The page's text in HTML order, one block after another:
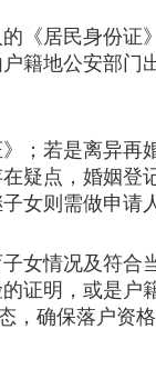
居民身份证
籍地公安部门
若是离异再
疑点，婚姻登
女则需做申请
情况及符合
证明，或是户
确保落户资格